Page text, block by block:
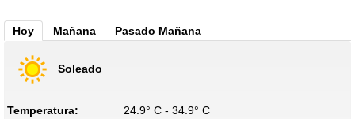
Hoy Mañana Pasado Mañana
Soleado
Temperatura:
24.9° C - 34.9° C